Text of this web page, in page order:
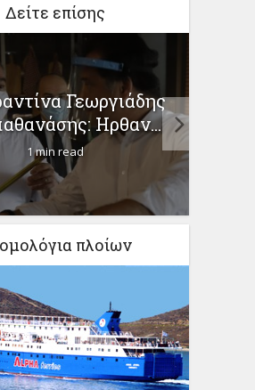
Δείτε επίσης
Γεωργιάδης
Ηρθαν...
1 min read
πλοίων